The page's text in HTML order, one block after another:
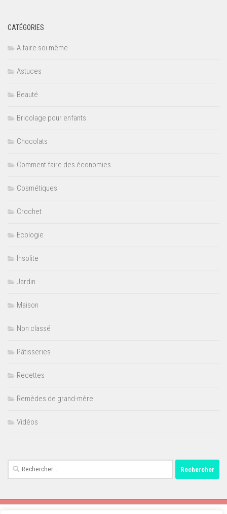
CATÉGORIES
A faire soi même
Astuces
Beauté
Bricolage pour enfants
Chocolats
Comment faire des économies
Cosmétiques
Crochet
Ecologie
Insolite
Jardin
Maison
Non classé
Pâtisseries
Recettes
Remèdes de grand-mère
Vidéos
Rechercher :